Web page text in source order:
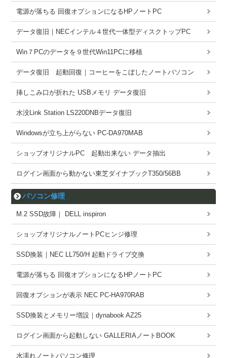
電源が落ちる 回復オプションになるHPノートPC
データ復旧｜NECインテル４世代一体型ディスクトップPC
Win７PCのデータを９世代Win11PCに移植
データ復旧 起動回復｜コーヒーをこぼしたノートパソコン
挿しこみ口が折れた USBメモリ データ復旧
水没Link Station LS220DNBデータ復旧
Windowsが立ち上がらない PC-DA970MAB
ショップオリジナルPC 起動出来ない データ抽出
ログイン画面から動かない東芝ダイナブックT350/56BB
パソコン修理
M.2 SSD故障｜ DELL inspiron
ショップオリジナルノートPCヒンジ修理
SSD換装｜NEC LL750/H 起動ドライブ交換
電源が落ちる 回復オプションになるHPノートPC
回復オプションが表示 NEC PC-HA970RAB
SSD換装とメモリー増設｜dynabook AZ25
ログイン画面から起動しない GALLERIAノートBOOK
水濡れノートパソコン修理